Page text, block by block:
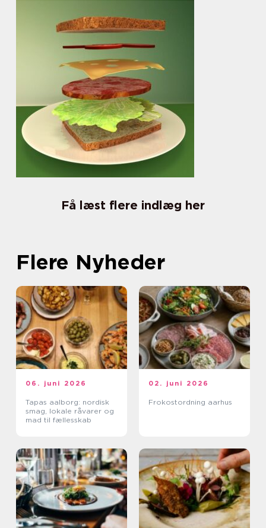
Få læst flere indlæg her
Flere Nyheder
06. juni 2026
Tapas aalborg: nordisk
smag, lokale råvarer og
mad til fællesskab
02. juni 2026
Frokostordning aarhus